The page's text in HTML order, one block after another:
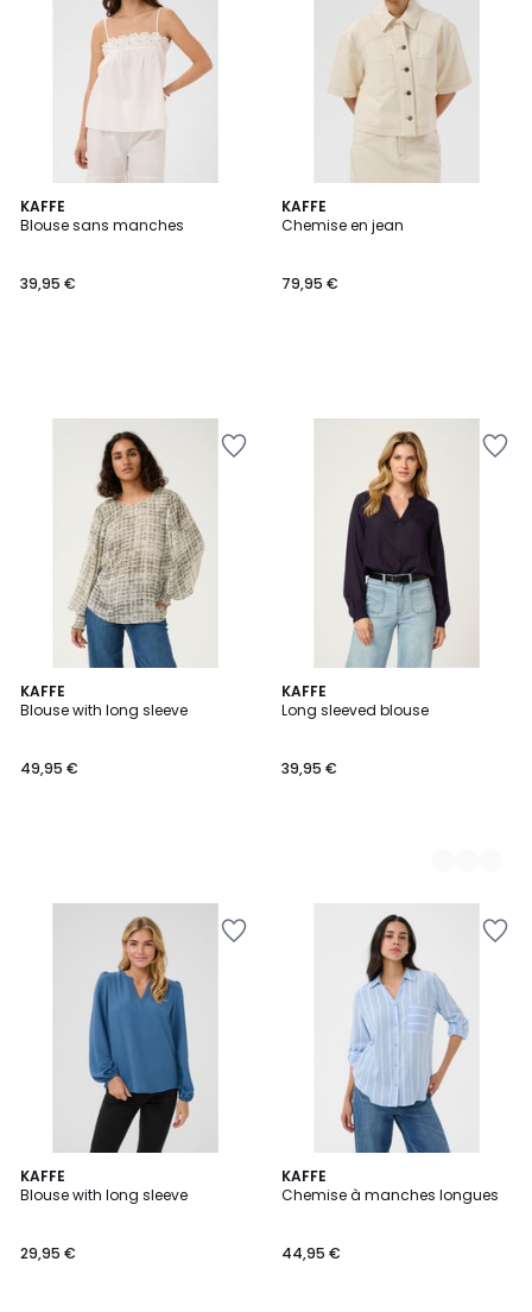
KAFFE
Blouse sans manches
39,95 €
KAFFE
Chemise en jean
79,95 €
KAFFE
Blouse with long sleeve
49,95 €
KAFFE
Long sleeved blouse
39,95 €
3
Couleurs
KAFFE
Blouse with long sleeve
29,95 €
4
Couleurs
KAFFE
Chemise à manches longues
44,95 €
2
Couleurs